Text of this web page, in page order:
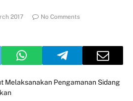
2017
No Comments